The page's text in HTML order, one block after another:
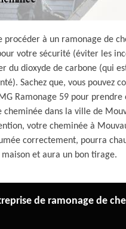
procéder à un ramonage de
votre sécurité (éviter les
du dioxyde de carbone (qui
Sachez que, vous pouvez
Ramonage 59 pour prendre
cheminée dans la ville de
votre cheminée à
correctement, pourra
maison et aura un bon tirage.
de ramonage de